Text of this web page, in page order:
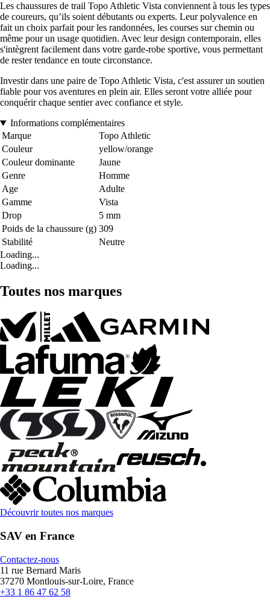
Les chaussures de trail Topo Athletic Vista conviennent à tous les types
de coureurs, qu’ils soient débutants ou experts. Leur polyvalence en
fait un choix parfait pour les randonnées, les courses sur chemin ou
même pour un usage quotidien. Avec leur design contemporain, elles
s'intègrent facilement dans votre garde-robe sportive, vous permettant
de rester tendance en toute circonstance.
Investir dans une paire de Topo Athletic Vista, c'est assurer un soutien
fiable pour vos aventures en plein air. Elles seront votre alliée pour
conquérir chaque sentier avec confiance et style.
Informations complémentaires
Marque
Topo Athletic
Couleur
yellow/orange
Couleur dominante
Jaune
Genre
Homme
Age
Adulte
Gamme
Vista
Drop
5 mm
Poids de la chaussure (g) 309
Stabilité
Neutre
Loading...
Loading...
Toutes nos marques
Découvrir toutes nos marques
SAV en France
Contactez-nous
11 rue Bernard Maris
37270 Montlouis-sur-Loire, France
+33 1 86 47 62 58